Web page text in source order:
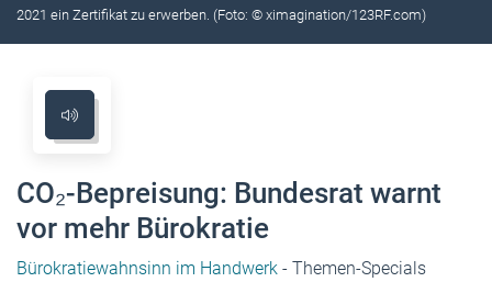
2021 ein Zertifikat zu erwerben. (Foto: © ximagination/123RF.com)
CO₂-Bepreisung: Bundesrat warnt
vor mehr Bürokratie
Bürokratiewahnsinn im Handwerk - Themen-Specials